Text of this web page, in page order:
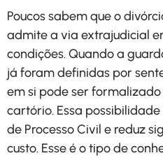
Poucos sabem que o
admite a via extrajudicial
condições. Quando a
já foram definidas por
em si pode ser
cartório. Essa
de Processo Civil e reduz
custo. Esse é o tipo de